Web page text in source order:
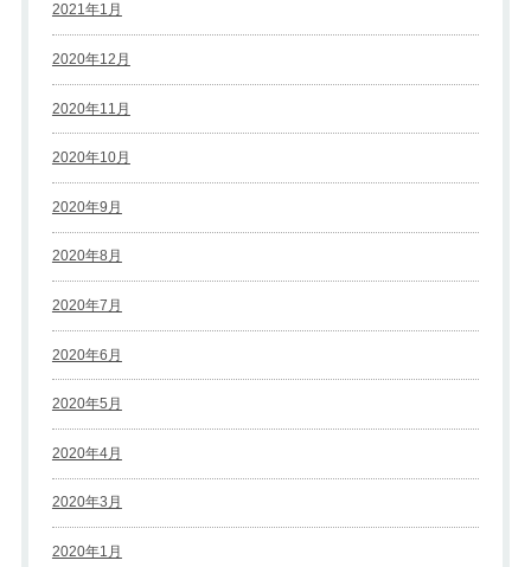
2021年1月
2020年12月
2020年11月
2020年10月
2020年9月
2020年8月
2020年7月
2020年6月
2020年5月
2020年4月
2020年3月
2020年1月